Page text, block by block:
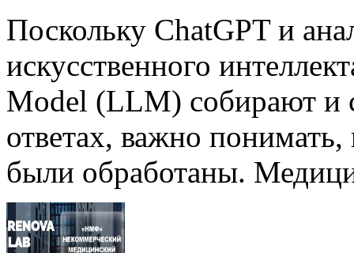
Поскольку ChatGPT и
искусственного
Model (LLM) собирают и
ответах, важно
были обработаны.